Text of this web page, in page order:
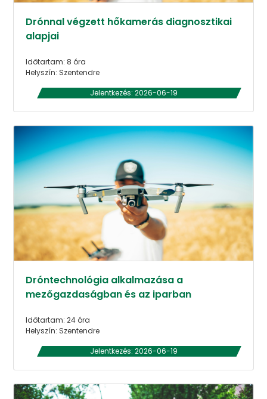
Drónnal végzett hőkamerás diagnosztikai
alapjai
Időtartam: 8 óra
Helyszín: Szentendre
Jelentkezés: 2026-06-19
Dróntechnológia alkalmazása a
mezőgazdaságban és az iparban
Időtartam: 24 óra
Helyszín: Szentendre
Jelentkezés: 2026-06-19